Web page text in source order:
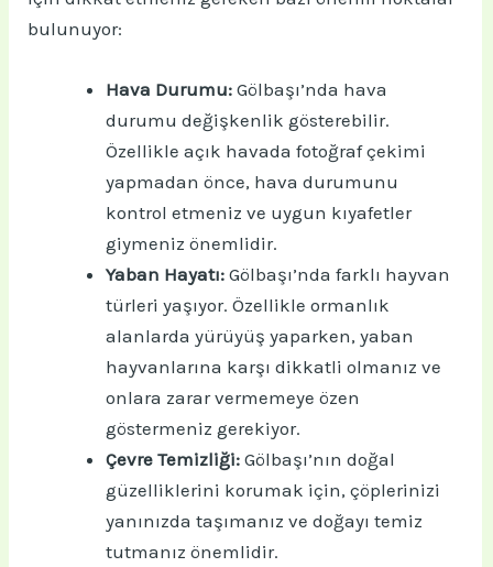
bulunuyor:
Hava Durumu: Gölbaşı’nda hava
durumu değişkenlik gösterebilir.
Özellikle açık havada fotoğraf çekimi
yapmadan önce, hava durumunu
kontrol etmeniz ve uygun kıyafetler
giymeniz önemlidir.
Yaban Hayatı: Gölbaşı’nda farklı hayvan
türleri yaşıyor. Özellikle ormanlık
alanlarda yürüyüş yaparken, yaban
hayvanlarına karşı dikkatli olmanız ve
onlara zarar vermemeye özen
göstermeniz gerekiyor.
Çevre Temizliği: Gölbaşı’nın doğal
güzelliklerini korumak için, çöplerinizi
yanınızda taşımanız ve doğayı temiz
tutmanız önemlidir.